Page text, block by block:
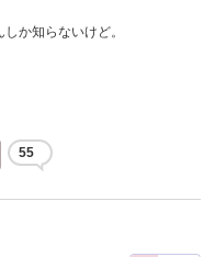
か知らないけど。
55